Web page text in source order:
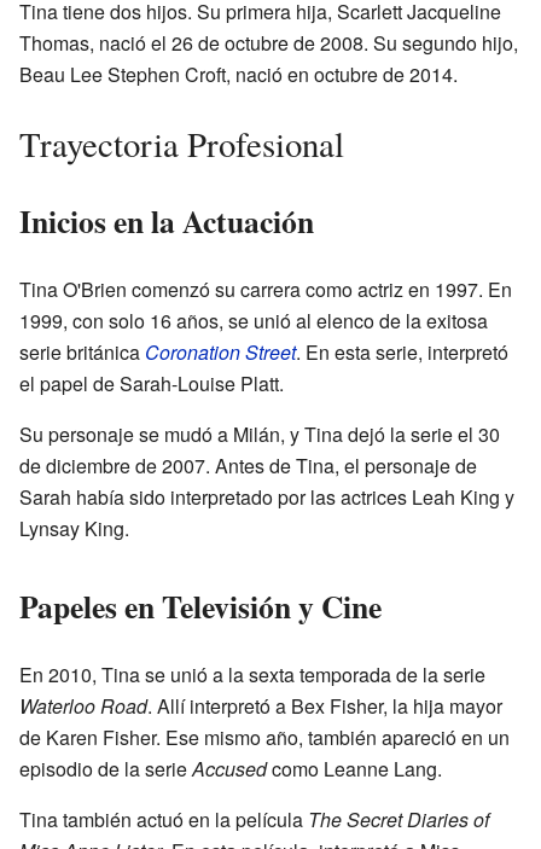
Tina tiene dos hijos. Su primera hija, Scarlett Jacqueline
Thomas, nació el 26 de octubre de 2008. Su segundo hijo,
Beau Lee Stephen Croft, nació en octubre de 2014.
Trayectoria Profesional
Inicios en la Actuación
Tina O'Brien comenzó su carrera como actriz en 1997. En
1999, con solo 16 años, se unió al elenco de la exitosa
serie británica Coronation Street. En esta serie, interpretó
el papel de Sarah-Louise Platt.
Su personaje se mudó a Milán, y Tina dejó la serie el 30
de diciembre de 2007. Antes de Tina, el personaje de
Sarah había sido interpretado por las actrices Leah King y
Lynsay King.
Papeles en Televisión y Cine
En 2010, Tina se unió a la sexta temporada de la serie
Waterloo Road. Allí interpretó a Bex Fisher, la hija mayor
de Karen Fisher. Ese mismo año, también apareció en un
episodio de la serieAccusedcomo Leanne Lang.
Tina también actuó en la película The Secret Diaries of